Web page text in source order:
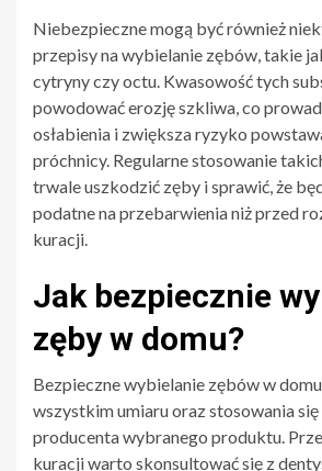
Niebezpieczne mogą być również
przepisy na wybielanie zębów, takie
cytryny czy octu. Kwasowość tych
powodować erozję szkliwa, co
osłabienia i zwiększa ryzyko
próchnicy. Regularne stosowanie
trwale uszkodzić zęby i sprawić, że
podatne na przebarwienia niż przed
kuracji.
Jak bezpiecznie
zęby w domu?
Bezpieczne wybielanie zębów w
wszystkim umiaru oraz stosowania się
producenta wybranego produktu.
kuracji warto skonsultować się z